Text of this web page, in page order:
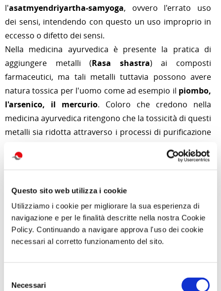
Questo sito web utilizza i cookie
Utilizziamo i cookie per migliorare la sua esperienza di
navigazione e per le finalità descritte nella nostra Cookie
Policy. Continuando a navigare approva l'uso dei cookie
necessari al corretto funzionamento del sito.
delNecessari
l'asatmyendriyartha-samyoga, ovvero l'errato uso
dei sensi, intendendo con questo un uso improprio in
eccesso o difetto dei sensi.
Nella medicina ayurvedica è presente la pratica di
aggiungere metalli (Rasa shastra) ai composti
farmaceutici, ma tali metalli tuttavia possono avere
natura tossica per l'uomo come ad esempio il piombo,
l'arsenico, il mercurio. Coloro che credono nella
medicina ayurvedica ritengono che la tossicità di questi
metalli sia ridotta attraverso i processi di purificazione
Tutte le tradizioni ammettono l’esistenza di un principio
luoghi, se escludiamo il nome si tratta della stessa
identica cosa, sia se ci riferiamo al
samadhi dello yoga
o alnirvana del buddhismo, sia se parliamo di
illuminazione, piuttosto che di rinascita nel Regno dei
Cieli, parliamo della stessa identica condizione, che ha